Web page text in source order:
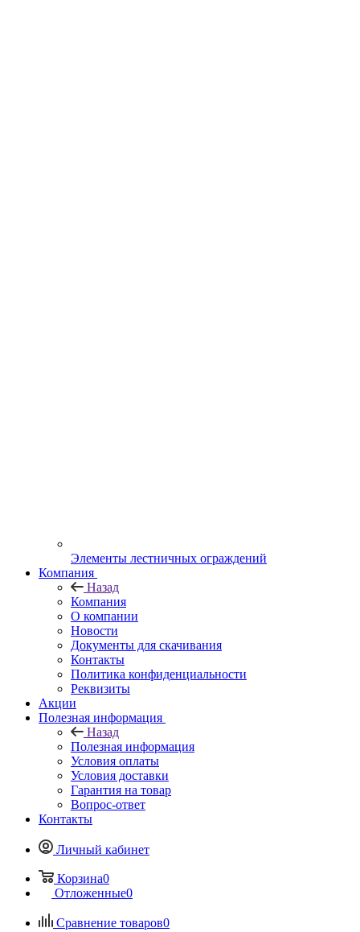
Элементы лестничных ограждений
Компания
Назад
Компания
О компании
Новости
Документы для скачивания
Контакты
Политика конфиденциальности
Реквизиты
Акции
Полезная информация
Назад
Полезная информация
Условия оплаты
Условия доставки
Гарантия на товар
Вопрос-ответ
Контакты
Личный кабинет
Корзина0
Отложенные0
Сравнение товаров0